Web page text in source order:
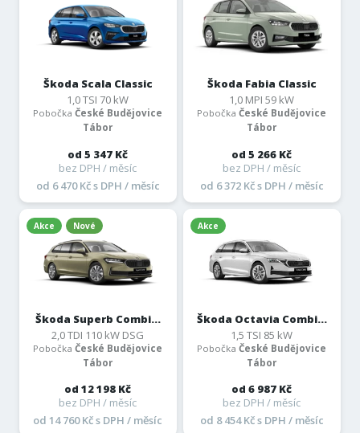
Škoda Scala Classic
1,0 TSI 70 kW
PobočkaČeské Budějovice
Tábor
od 5 347 Kč
bez DPH / měsíc
od 6 470 Kč s DPH / měsíc
Škoda Fabia Classic
1,0 MPI 59 kW
PobočkaČeské Budějovice
Tábor
od 5 266 Kč
bez DPH / měsíc
od 6 372 Kč s DPH / měsíc
Akce Nové
Škoda Superb Combi...
2,0 TDI 110 kW DSG
PobočkaČeské Budějovice
Tábor
od 12 198 Kč
bez DPH / měsíc
od 14 760 Kč s DPH / měsíc
Akce
Škoda Octavia Combi...
1,5 TSI 85 kW
PobočkaČeské Budějovice
Tábor
od 6 987 Kč
bez DPH / měsíc
od 8 454 Kč s DPH / měsíc